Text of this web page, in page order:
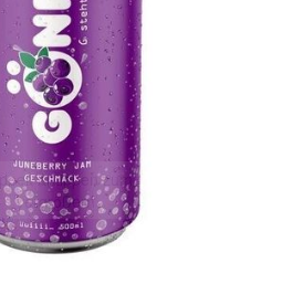
antippen zum
vergrößern